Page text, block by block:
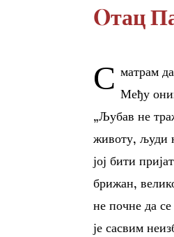
Oтац
С матрам
Међу
„Љубав не
животу, људи
јој бити
брижан,
не почне да
је сасвим